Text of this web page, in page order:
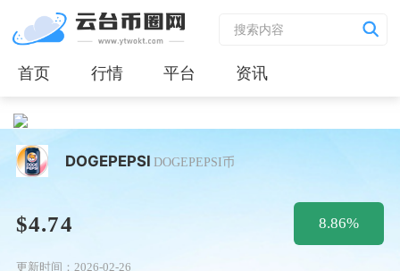
首页 行情 平台 资讯
DOGEPEPSI DOGEPEPSI币
$4.74 8.86%
更新时间：2026-02-26